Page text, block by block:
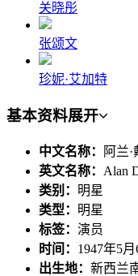
关晓彤
张颂文
珍妮·艾加特
基本资料展开
中文名称：
阿兰·
英文名称： Alan
类别： 明星
类型： 明星
标签： 演员
时间： 1947年5月
出生地： 新西兰